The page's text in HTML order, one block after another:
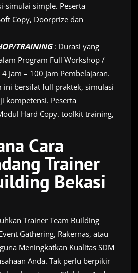
simulai simple. Peserta
Copy, Doorprize dan
TRAINING : Durasi yang
Program Full Workshop /
Jam – 100 Jam Pembelajaran.
ini bersifat full praktek, simulasi
kompetensi. Peserta
Hard Copy. toolkit training,
Cara
Trainer
Bekasi
Trainer Team Building
Gathering, Rakernas, atau
Meningkatkan Kualitas SDM
Anda. Tak perlu berpikir